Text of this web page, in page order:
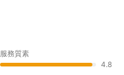
服務質素
4.8